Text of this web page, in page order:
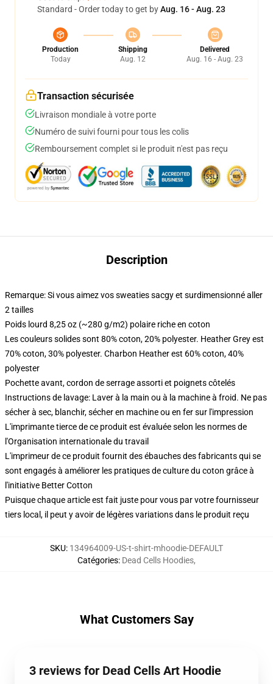
Standard - Order today to get byAug. 16 - Aug. 23
Production
Today
Shipping
Aug. 12
Delivered
Aug. 16 - Aug. 23
Transaction sécurisée
Livraison mondiale à votre porte
Numéro de suivi fourni pour tous les colis
Remboursement complet si le produit n'est pas reçu
Description
Remarque: Si vous aimez vos sweaties sacgy et surdimensionné aller
2 tailles
Poids lourd 8,25 oz (~280 g/m2) polaire riche en coton
Les couleurs solides sont 80% coton, 20% polyester. Heather Grey est
70% coton, 30% polyester. Charbon Heather est 60% coton, 40%
polyester
Pochette avant, cordon de serrage assorti et poignets côtelés
Instructions de lavage: Laver à la main ou à la machine à froid. Ne pas
sécher à sec, blanchir, sécher en machine ou en fer sur l'impression
L'imprimante tierce de ce produit est évaluée selon les normes de
l'Organisation internationale du travail
L'imprimeur de ce produit fournit des ébauches des fabricants qui se
sont engagés à améliorer les pratiques de culture du coton grâce à
l'initiative Better Cotton
Puisque chaque article est fait juste pour vous par votre fournisseur
tiers local, il peut y avoir de légères variations dans le produit reçu
SKU: 134964009-US-t-shirt-mhoodie-DEFAULT
Catégories: Dead Cells Hoodies,
What Customers Say
3 reviews for Dead Cells Art Hoodie